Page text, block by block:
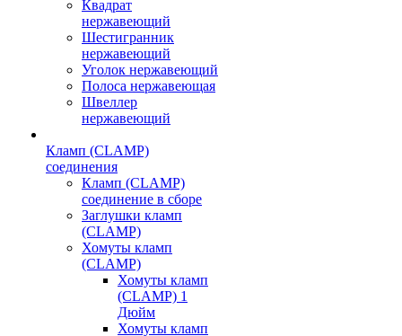
Квадрат
нержавеющий
Шестигранник
нержавеющий
Уголок нержавеющий
Полоса нержавеющая
Швеллер
нержавеющий
Кламп (CLAMP)
соединения
Кламп (CLAMP)
соединение в сборе
Заглушки кламп
(CLAMP)
Хомуты кламп
(CLAMP)
Хомуты кламп
(CLAMP) 1
Дюйм
Хомуты кламп